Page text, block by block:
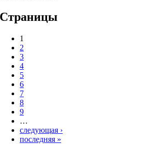
Страницы
1
2
3
4
5
6
7
8
9
…
следующая ›
последняя »